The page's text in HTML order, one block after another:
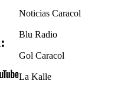
youtube-
google
Noticias Caracol
Blu Radio
Gol Caracol
La Kalle